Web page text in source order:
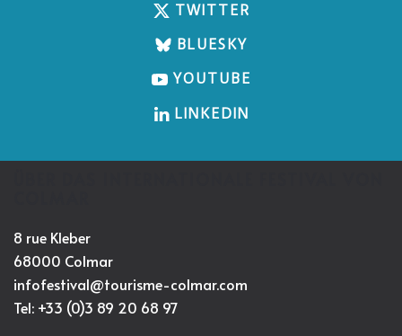
TWITTER
BLUESKY
YOUTUBE
LINKEDIN
8 rue Kleber
68000 Colmar
infofestival@tourisme-colmar.com
Tel: +33 (0)3 89 20 68 97